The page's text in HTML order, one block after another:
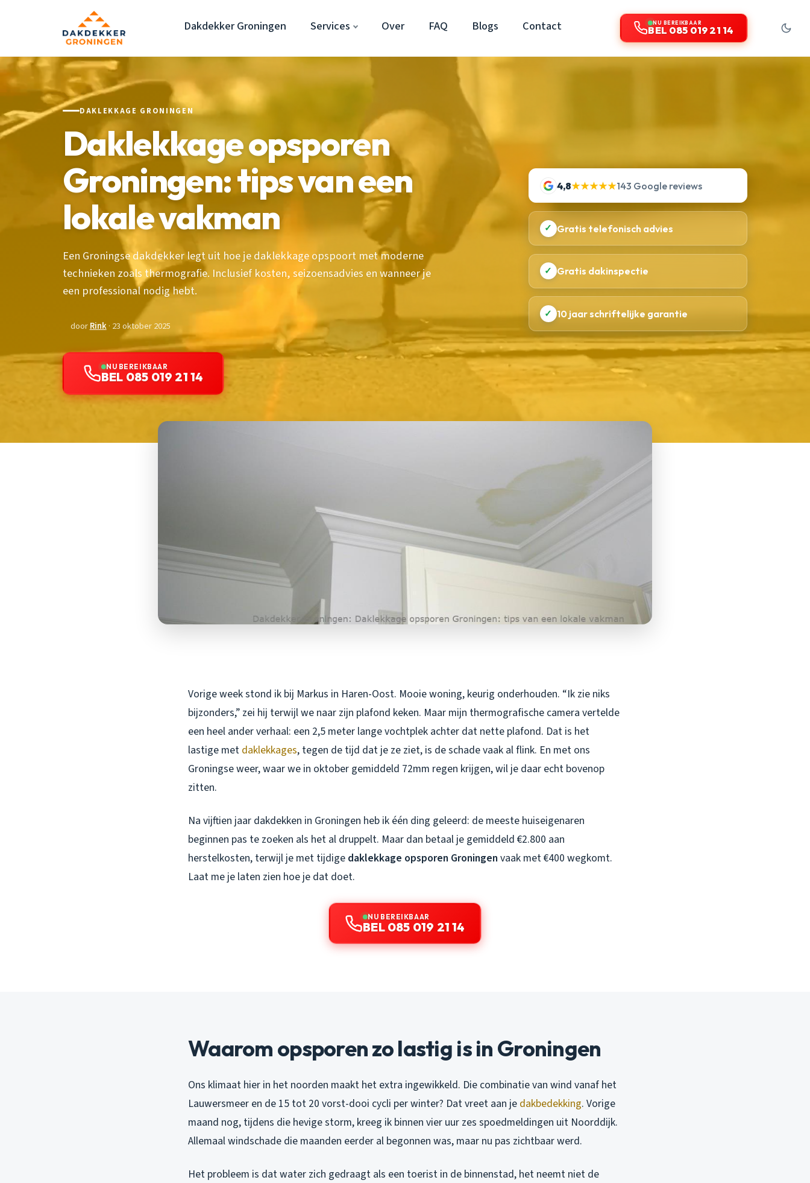
Dakdekker Groningen Services Over FAQ Blogs Contact NU BEREIKBAAR
BEL 085 019 21 14
DAKLEKKAGE GRONINGEN
Daklekkage opsporen
Groningen: tips van een
lokale vakman
Een Groningse dakdekker legt uit hoe je daklekkage opspoort met moderne
technieken zoals thermografie. Inclusief kosten, seizoensadvies en wanneer je
een professional nodig hebt.
doorRink· 23 oktober 2025
NU BEREIKBAAR
BEL 085 019 21 14
4,8★★★★★143 Google reviews
✓ Gratis telefonisch advies
✓ Gratis dakinspectie
✓ 10 jaar schriftelijke garantie
Vorige week stond ik bij Markus in Haren-Oost. Mooie woning, keurig onderhouden. “Ik zie niks
bijzonders,” zei hij terwijl we naar zijn plafond keken. Maar mijn thermografische camera vertelde
een heel ander verhaal: een 2,5 meter lange vochtplek achter dat nette plafond. Dat is het
lastige met daklekkages, tegen de tijd dat je ze ziet, is de schade vaak al flink. En met ons
Groningse weer, waar we in oktober gemiddeld 72mm regen krijgen, wil je daar echt bovenop
zitten.
Na vijftien jaar dakdekken in Groningen heb ik één ding geleerd: de meeste huiseigenaren
beginnen pas te zoeken als het al druppelt. Maar dan betaal je gemiddeld €2.800 aan
herstelkosten, terwijl je met tijdige daklekkage opsporen Groningen vaak met €400 wegkomt.
Laat me je laten zien hoe je dat doet.
NU BEREIKBAAR
BEL 085 019 21 14
Waarom opsporen zo lastig is in Groningen
Ons klimaat hier in het noorden maakt het extra ingewikkeld. Die combinatie van wind vanaf het
Lauwersmeer en de 15 tot 20 vorst-dooi cycli per winter? Dat vreet aan je dakbedekking. Vorige
maand nog, tijdens die hevige storm, kreeg ik binnen vier uur zes spoedmeldingen uit Noorddijk.
Allemaal windschade die maanden eerder al begonnen was, maar nu pas zichtbaar werd.
Het probleem is dat water zich gedraagt als een toerist in de binnenstad, het neemt niet de